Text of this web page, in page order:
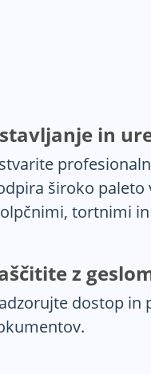
in
široko
tortnimi
z
dostop in